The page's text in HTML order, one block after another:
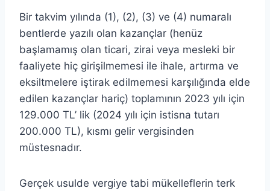
Bir takvim yılında (1), (2), (3) ve (4) numaralı
bentlerde yazılı olan kazançlar (henüz
başlamamış olan ticari, zirai veya mesleki bir
faaliyete hiç girişilmemesi ile ihale, artırma ve
eksiltmelere iştirak edilmemesi karşılığında elde
edilen kazançlar hariç) toplamının 2023 yılı için
129.000 TL’ lik (2024 yılı için istisna tutarı
200.000 TL), kısmı gelir vergisinden
müstesnadır.
Gerçek usulde vergiye tabi mükelleflerin terk